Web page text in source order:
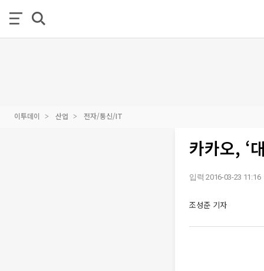
이투데이 산업 전자/통신/IT
카카오, ‘
입력 2016-03-23 11:16
조성준 기자